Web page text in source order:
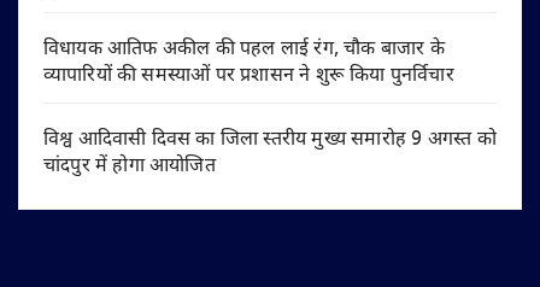
विधायक आतिफ अकील की पहल लाई रंग, चौक बाजार के
व्यापारियों की समस्याओं पर प्रशासन ने शुरू किया पुनर्विचार
विश्व आदिवासी दिवस का जिला स्तरीय मुख्य समारोह 9 अगस्त को
चांदपुर में होगा आयोजित